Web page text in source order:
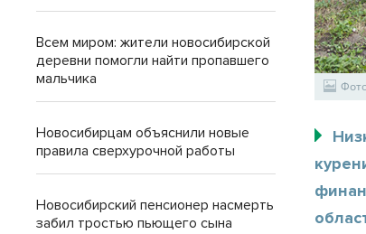
Всем миром: жители новосибирской
деревни помогли найти пропавшего
мальчика
Новосибирцам объяснили новые
правила сверхурочной работы
Новосибирский пенсионер насмерть
забил тростью пьющего сына